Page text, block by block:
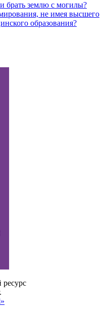
брать землю с могилы?
не имея высшего
образования?